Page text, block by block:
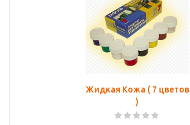
Жидкая Кожа ( 7 цветов
)